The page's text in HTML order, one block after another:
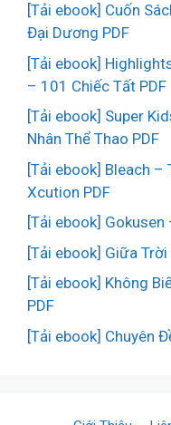
[Tải ebook] Cuốn
Đại Dương PDF
[Tải ebook]
– 101 Chiếc Tất PDF
[Tải ebook] Super
Nhân Thể Thao PDF
[Tải ebook] Bleach –
Xcution PDF
[Tải ebook] Gokusen
[Tải ebook] Giữa
[Tải ebook] Không
PDF
[Tải ebook] Chuyên